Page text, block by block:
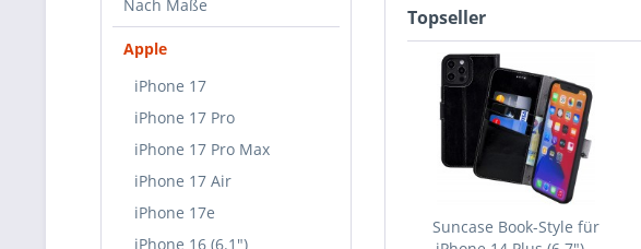
Nach Maße
Apple
iPhone 17
iPhone 17 Pro
iPhone 17 Pro Max
iPhone 17 Air
iPhone 17e
iPhone 16 (6.1")
Topseller
Suncase Book-Style für